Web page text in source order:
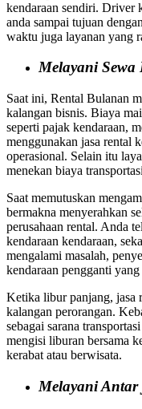
kendaraan sendiri. Driver
anda sampai tujuan
waktu juga layanan yang
Melayani Sewa
Saat ini, Rental Bulanan
kalangan bisnis. Biaya
seperti pajak kendaraan,
menggunakan jasa rental
operasional. Selain itu
menekan biaya
Saat memutuskan
bermakna menyerahkan
perusahaan rental. Anda
kendaraan kendaraan,
mengalami masalah,
kendaraan pengganti
Ketika libur panjang, jasa
kalangan perorangan.
sebagai sarana
mengisi liburan bersama
kerabat atau berwisata.
Melayani